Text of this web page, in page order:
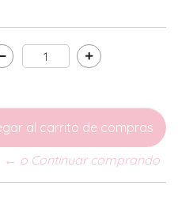
← o Continuar comprando